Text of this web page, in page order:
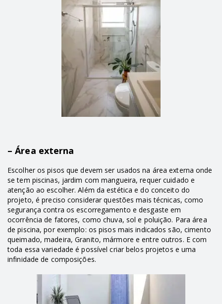
– Área externa
Escolher os pisos que devem ser usados na área externa onde
se tem piscinas, jardim com mangueira, requer cuidado e
atenção ao escolher. Além da estética e do conceito do
projeto, é preciso considerar questões mais técnicas, como
segurança contra os escorregamento e desgaste em
ocorrência de fatores, como chuva, sol e poluição. Para área
de piscina, por exemplo: os pisos mais indicados são, cimento
queimado, madeira, Granito, mármore e entre outros. E com
toda essa variedade é possível criar belos projetos e uma
infinidade de composições.